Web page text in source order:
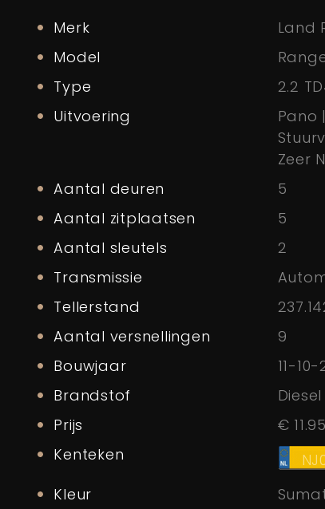
Merk
Land
Model
Type
2.2
Uitvoering
Pano
Zeer
Aantal deuren
5
Aantal zitplaatsen
5
Aantal sleutels
2
Transmissie
Tellerstand
Aantal versnellingen
9
Bouwjaar
11-10-
Brandstof
Diesel
Prijs
€
Kenteken
Kleur